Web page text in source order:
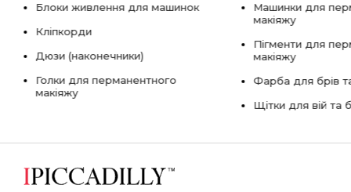
Блоки живлення для машинок
Кліпкорди
Дюзи (наконечники)
Голки для перманентного
макіяжу
Машинки для
макіяжу
Пігменти для
макіяжу
Фарба для брів
Щітки для вій та